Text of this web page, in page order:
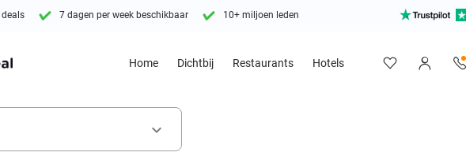
7 dagen per week beschikbaar 10+ miljoen leden
Home Dichtbij Restaurants Hotels
keyboard_arrow_down